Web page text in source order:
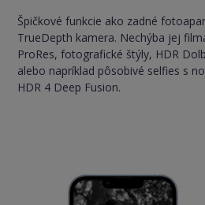
Špičkové funkcie ako zadné
TrueDepth kamera. Nechýba jej
ProRes, fotografické štýly, HDR
alebo napríklad pôsobivé selfies s
HDR 4 Deep Fusion.